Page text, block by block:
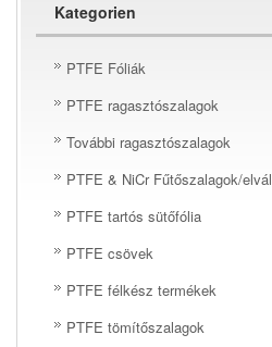
Kategorien
PTFE Fóliák
PTFE ragasztószalagok
További ragasztószalagok
PTFE & NiCr Fűtőszalagok/
PTFE tartós sütőfólia
PTFE csövek
PTFE félkész termékek
PTFE tömítőszalagok